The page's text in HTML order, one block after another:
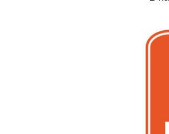
КЛУБНАЯ ВСТРЕЧА 2016